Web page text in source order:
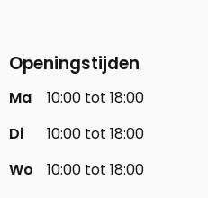
Openingstijden
Ma
10:00 tot 18:00
Di
10:00 tot 18:00
Wo
10:00 tot 18:00